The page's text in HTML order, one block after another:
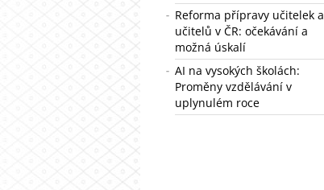
Reforma přípravy učitelek a
učitelů v ČR: očekávání a
možná úskalí
AI na vysokých školách:
Proměny vzdělávání v
uplynulém roce